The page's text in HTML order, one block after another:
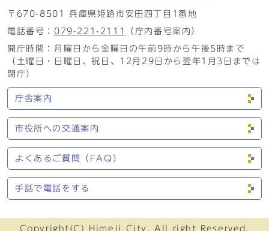
〒670-8501 兵庫県姫路市安田四丁目1番地
電話番号： 079-221-2111
（庁内番号案内）
開庁時間：月曜日から金曜日の午前9時から午後5時まで
（土曜日・日曜日、祝日、12月29日から翌年1月3日までは
閉庁）
庁舎案内
市役所への交通案内
よくあるご質問（FAQ）
手話で電話をする
Copyright(C) Himeji City. All right Reserved.